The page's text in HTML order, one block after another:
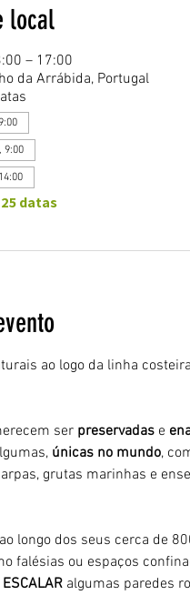
local
– 17:00
da Arrábida, Portugal
9:00
datas
ao logo da linha
ser preservadas e
únicas no mundo,
grutas marinhas e
longo dos seus cerca de
falésias ou espaços
ESCALAR algumas paredes